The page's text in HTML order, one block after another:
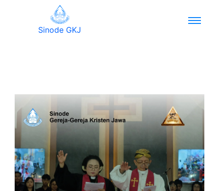
Sinode GKJ